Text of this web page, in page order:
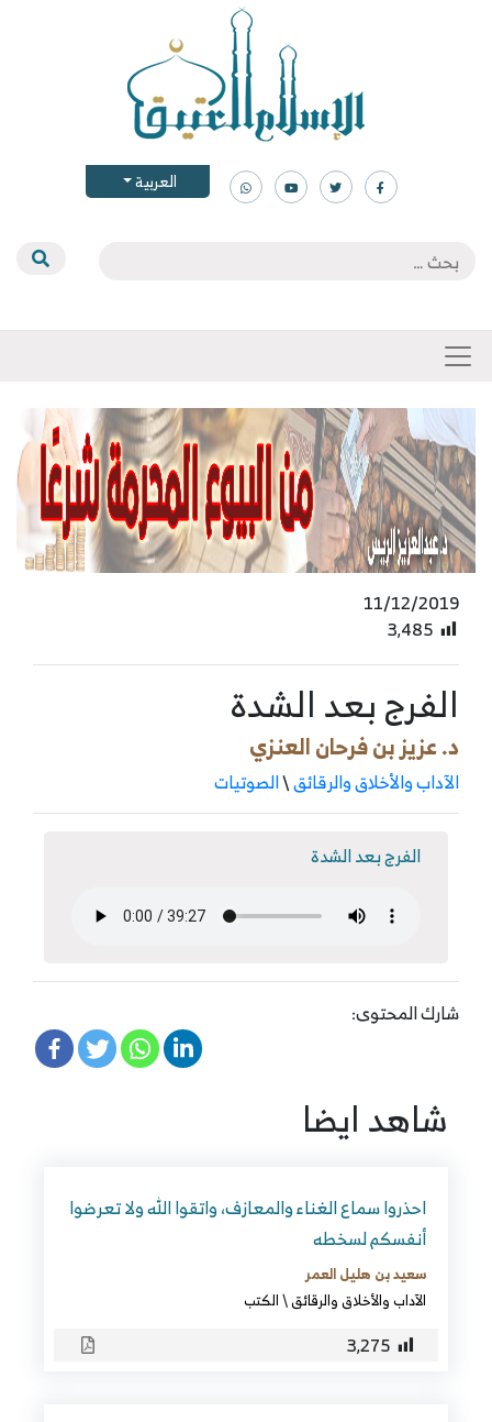
العربية
11/12/2019
3٬485
الفرج بعد الشدة
د. عزيز بن فرحان العنزي
الآداب والأخلاق والرقائق\الصوتيات
الفرج بعد الشدة
شارك المحتوى:
شاهد ايضا
احذروا سماع الغناء والمعازف، واتقوا الله ولا تعرضوا
أنفسكم لسخطه
سعيد بن هليل العمر
الآداب والأخلاق والرقائق\الكتب
3٬275